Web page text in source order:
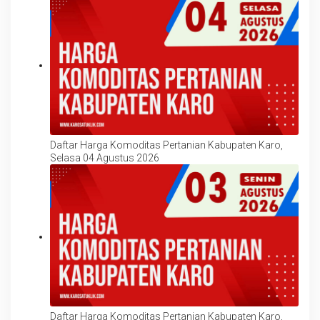
Daftar Harga Komoditas Pertanian Kabupaten Karo,
Selasa 04 Agustus 2026
Daftar Harga Komoditas Pertanian Kabupaten Karo,